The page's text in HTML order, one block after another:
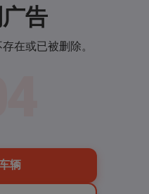
告
在或已被删除。
辆